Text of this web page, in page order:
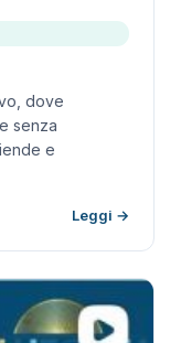
dove
senza
e
Leggi →